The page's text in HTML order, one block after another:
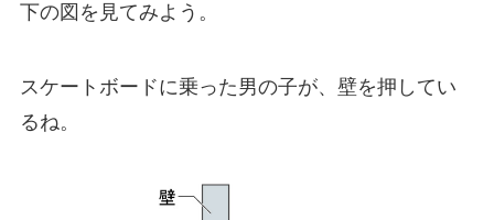
下の図を見てみよう。
スケートボードに乗った男の子が、壁を押してい
るね。